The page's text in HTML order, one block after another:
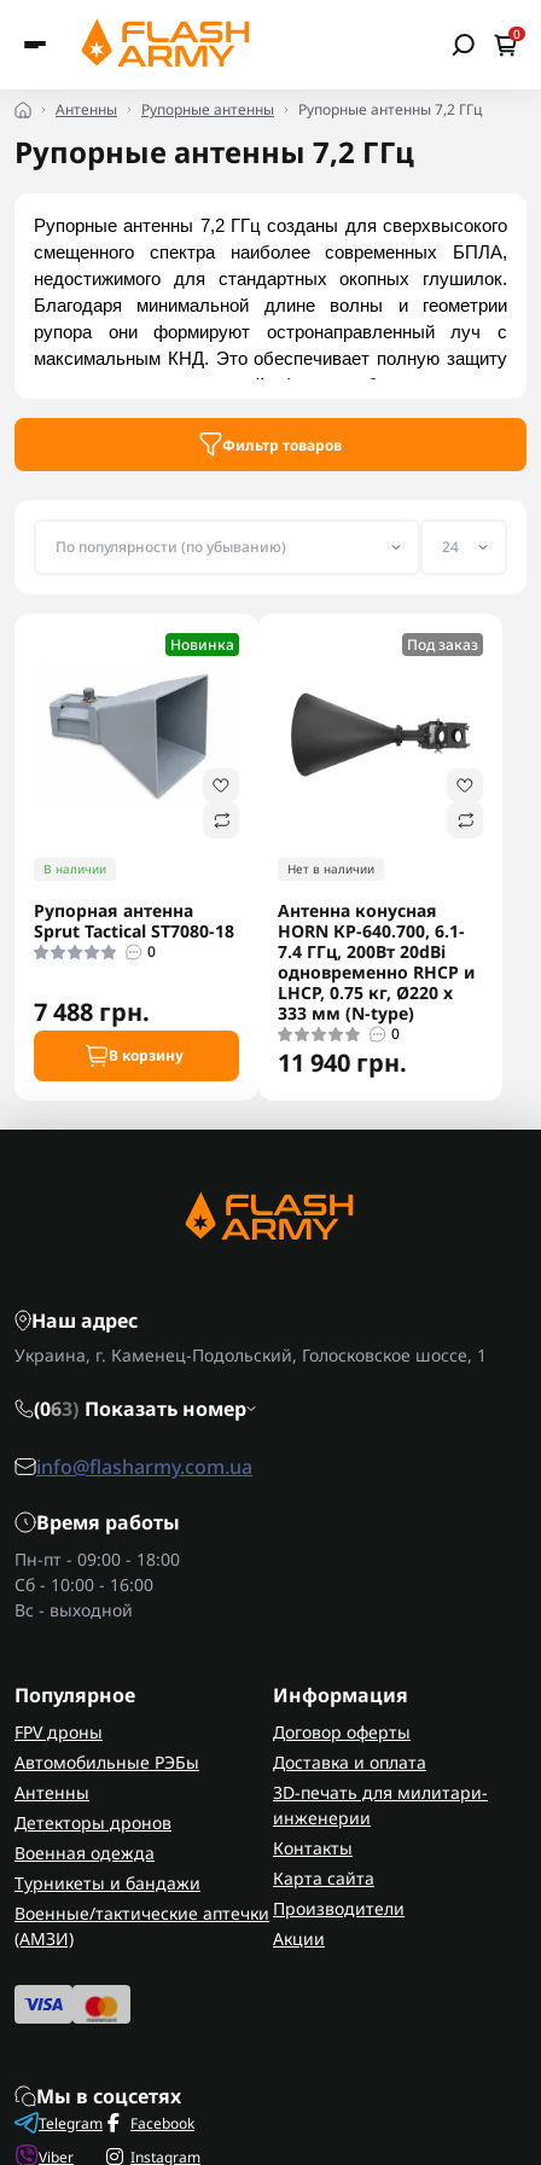
0
Антенны Рупорные антенны Рупорные антенны 7,2 ГГц
Рупорные антенны 7,2 ГГц
Рупорные антенны 7,2 ГГц созданы для сверхвысокого
смещенного спектра наиболее современных БПЛА,
недостижимого для стандартных окопных глушилок.
Благодаря минимальной длине волны и геометрии
рупора они формируют остронаправленный луч с
максимальным КНД. Это обеспечивает полную защиту
от помех, рекордно чистый эфир и стабильную ссылку
гарантируют нулевую нагрузку на трекеры, мачты или
Фильтр товаров
Новинка
В наличии
Рупорная антенна
Sprut Tactical ST7080-18
0
7 488 грн.
В корзину
Под заказ
Нет в наличии
Антенна конусная
HORN КР-640.700, 6.1-
7.4 ГГц, 200Вт 20dBi
одновременно RHCP и
LHCP, 0.75 кг, Ø220 x
333 мм (N-type)
0
11 940 грн.
Наш адрес
Украина, г. Каменец-Подольский, Голосковское шоссе, 1
(063) Показать номер
info@flasharmy.com.ua
Время работы
Пн-пт - 09:00 - 18:00
Сб - 10:00 - 16:00
Вс - выходной
Популярное
FPV дроны
Автомобильные РЭБы
Антенны
Детекторы дронов
Военная одежда
Турникеты и бандажи
Военные/тактические аптечки
(AMЗИ)
Информация
Договор оферты
Доставка и оплата
3D-печать для милитари-
инженерии
Контакты
Карта сайта
Производители
Акции
Мы в соцсетях
Telegram
Viber
Facebook
Instagram